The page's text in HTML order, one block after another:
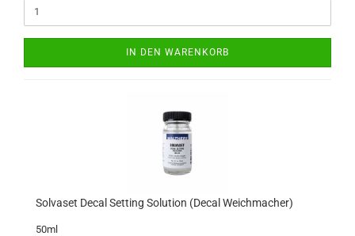
IN DEN WARENKORB
Solvaset Decal Setting Solution (Decal Weichmacher)
50ml